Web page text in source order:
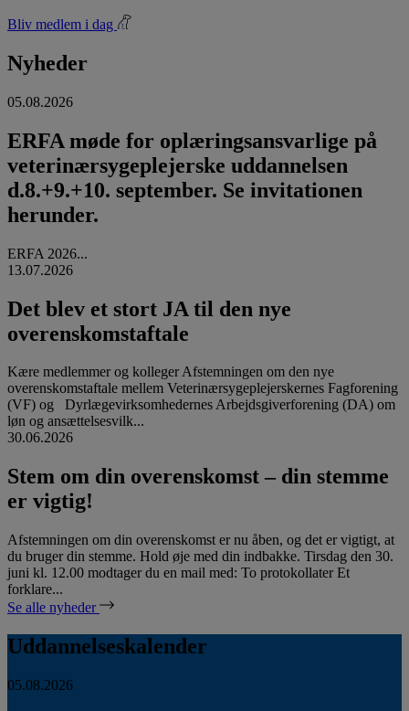
Bliv medlem i dag
Nyheder
05.08.2026
ERFA møde for oplæringsansvarlige på
veterinærsygeplejerske uddannelsen
d.8.+9.+10. september. Se invitationen
herunder.
ERFA 2026...
13.07.2026
Det blev et stort JA til den nye
overenskomstaftale
Kære medlemmer og kolleger Afstemningen om den nye
overenskomstaftale mellem Veterinærsygeplejerskernes Fagforening
(VF) og Dyrlægevirksomhedernes Arbejdsgiverforening (DA) om
løn og ansættelsesvilk...
30.06.2026
Stem om din overenskomst – din stemme
er vigtig!
Afstemningen om din overenskomst er nu åben, og det er vigtigt, at
du bruger din stemme. Hold øje med din indbakke. Tirsdag den 30.
juni kl. 12.00 modtager du en mail med: To protokollater Et
forklare...
Se alle nyheder
Uddannelseskalender
05.08.2026